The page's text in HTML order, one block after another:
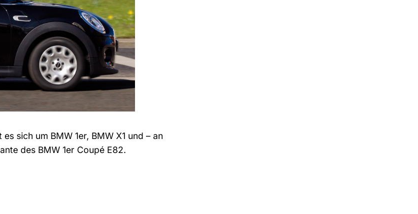
sich um BMW 1er, BMW X1 und – an
des BMW 1er Coupé E82.